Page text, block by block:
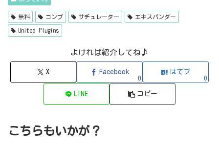
ップ...
無料 コンプ サチュレーター エキスパンダー
United Plugins
よければ紹介してね♪
X Facebook
0
はてブ
0
LINE コピー
こちらもいかが？